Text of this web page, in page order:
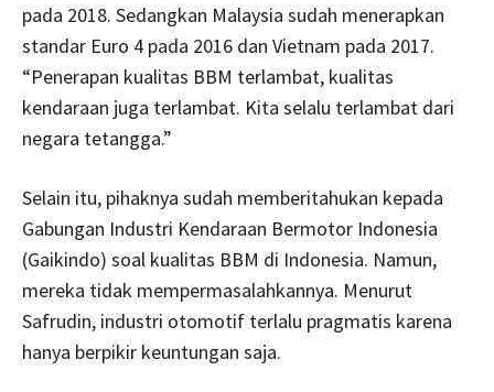
pada 2018. Sedangkan Malaysia sudah menerapkan
standar Euro 4 pada 2016 dan Vietnam pada 2017.
“Penerapan kualitas BBM terlambat, kualitas
kendaraan juga terlambat. Kita selalu terlambat dari
negara tetangga.”
Selain itu, pihaknya sudah memberitahukan kepada
Gabungan Industri Kendaraan Bermotor Indonesia
(Gaikindo) soal kualitas BBM di Indonesia. Namun,
mereka tidak mempermasalahkannya. Menurut
Safrudin, industri otomotif terlalu pragmatis karena
hanya berpikir keuntungan saja.